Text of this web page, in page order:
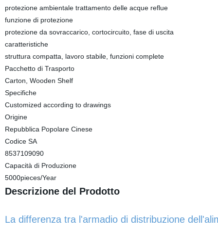
protezione ambientale trattamento delle acque reflue
funzione di protezione
protezione da sovraccarico, cortocircuito, fase di uscita
caratteristiche
struttura compatta, lavoro stabile, funzioni complete
Pacchetto di Trasporto
Carton, Wooden Shelf
Specifiche
Customized according to drawings
Origine
Repubblica Popolare Cinese
Codice SA
8537109090
Capacità di Produzione
5000pieces/Year
Descrizione del Prodotto
La differenza tra l'armadio di distribuzione